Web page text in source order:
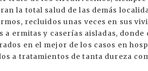
la total salud de las demás
recluidos unas veces en sus
ermitas y caserías aisladas, donde
en el mejor de los casos en
a tratamientos de tanta dureza